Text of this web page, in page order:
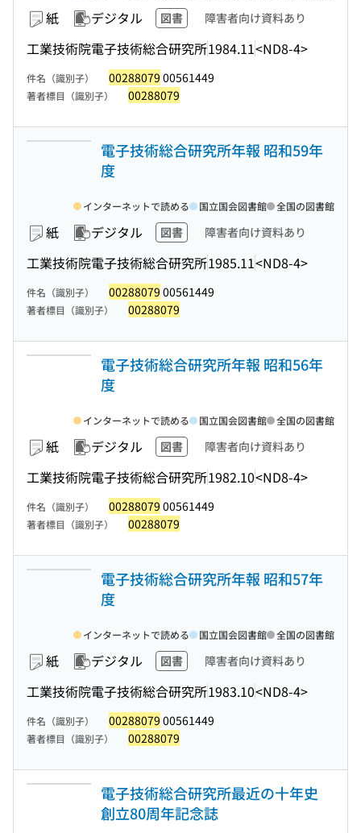
紙 デジタル 図書 障害者向け資料あり
工業技術院電子技術総合研究所1984.11<ND8-4>
件名（識別子） 00288079 00561449
著者標目（識別子） 00288079
電子技術総合研究所年報 昭和59年
度
紙 デジタル 図書 障害者向け資料あり
工業技術院電子技術総合研究所1985.11<ND8-4>
インターネットで読める 国立国会図書館 全国の図書館
件名（識別子） 00288079 00561449
著者標目（識別子） 00288079
電子技術総合研究所年報 昭和56年
度
紙 デジタル 図書 障害者向け資料あり
工業技術院電子技術総合研究所1982.10<ND8-4>
インターネットで読める 国立国会図書館 全国の図書館
件名（識別子） 00288079 00561449
著者標目（識別子） 00288079
電子技術総合研究所年報 昭和57年
度
紙 デジタル 図書 障害者向け資料あり
工業技術院電子技術総合研究所1983.10<ND8-4>
インターネットで読める 国立国会図書館 全国の図書館
件名（識別子） 00288079 00561449
著者標目（識別子） 00288079
電子技術総合研究所最近の十年史
創立80周年記念誌